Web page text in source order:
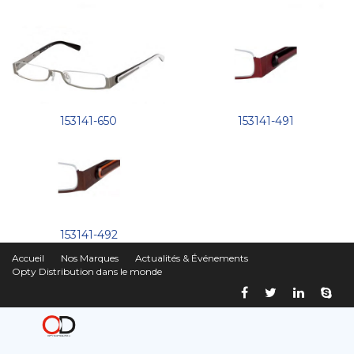
153141-650 153141-491
153141-492
Accueil Nos Marques
Actualités & Événements
Opty Distribution dans le monde